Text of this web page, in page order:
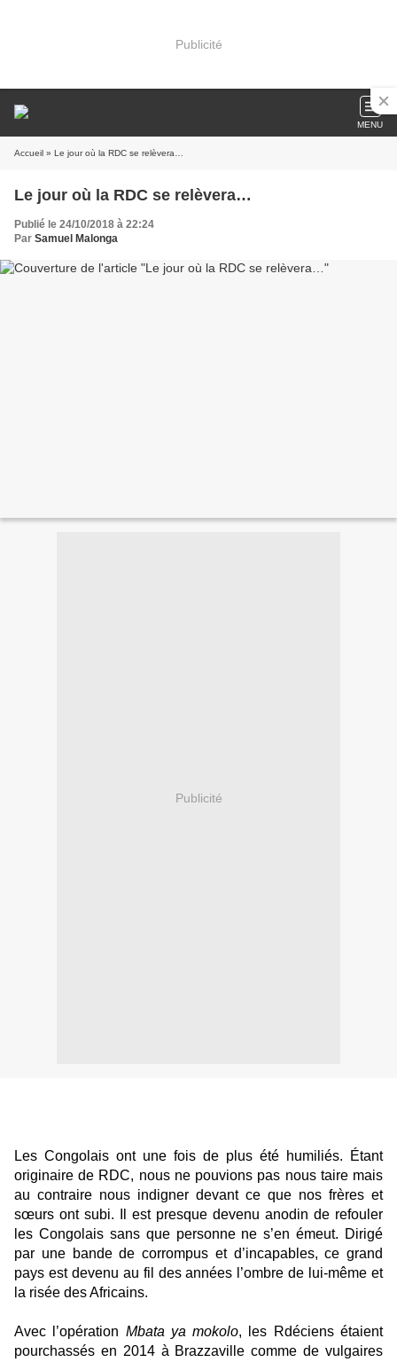
Publicité
MENU
Accueil » Le jour où la RDC se relèvera…
Le jour où la RDC se relèvera…
Publié le 24/10/2018 à 22:24
Par Samuel Malonga
Publicité
Les Congolais ont une fois de plus été humiliés. Étant
originaire de RDC, nous ne pouvions pas nous taire mais
au contraire nous indigner devant ce que nos frères et
sœurs ont subi. Il est presque devenu anodin de refouler
les Congolais sans que personne ne s’en émeut. Dirigé
par une bande de corrompus et d’incapables, ce grand
pays est devenu au fil des années l’ombre de lui-même et
la risée des Africains.
Avec l’opération Mbata ya mokolo, les Rdéciens étaient
pourchassés en 2014 à Brazzaville comme de vulgaires